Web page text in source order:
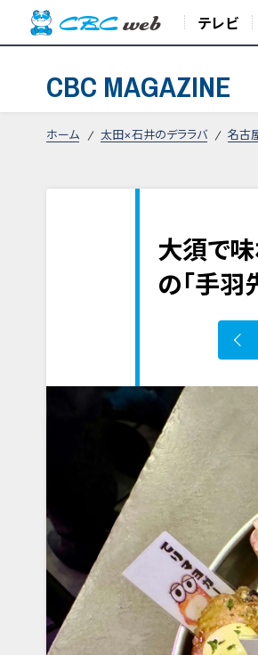
テレビ
CBC MAGAZINE
ホーム 太田×石井のデララバ 名古
大須で
の「手羽